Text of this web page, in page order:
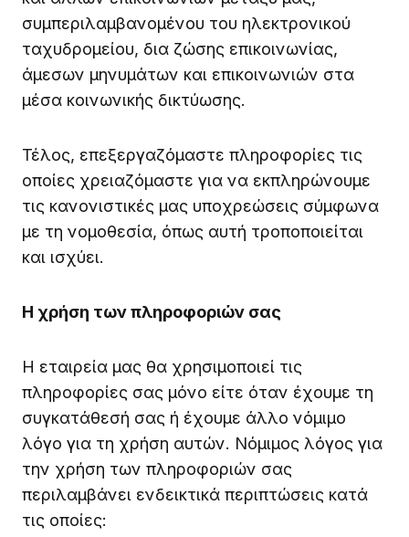
συμπεριλαμβανομένου του ηλεκτρονικού
ταχυδρομείου, δια ζώσης επικοινωνίας,
άμεσων μηνυμάτων και επικοινωνιών στα
μέσα κοινωνικής δικτύωσης.
Τέλος, επεξεργαζόμαστε πληροφορίες τις
οποίες χρειαζόμαστε για να εκπληρώνουμε
τις κανονιστικές μας υποχρεώσεις σύμφωνα
με τη νομοθεσία, όπως αυτή τροποποιείται
και ισχύει.
Η χρήση των πληροφοριών σας
Η εταιρεία μας θα χρησιμοποιεί τις
πληροφορίες σας μόνο είτε όταν έχουμε τη
συγκατάθεσή σας ή έχουμε άλλο νόμιμο
λόγο για τη χρήση αυτών. Νόμιμος λόγος για
την χρήση των πληροφοριών σας
περιλαμβάνει ενδεικτικά περιπτώσεις κατά
τις οποίες: